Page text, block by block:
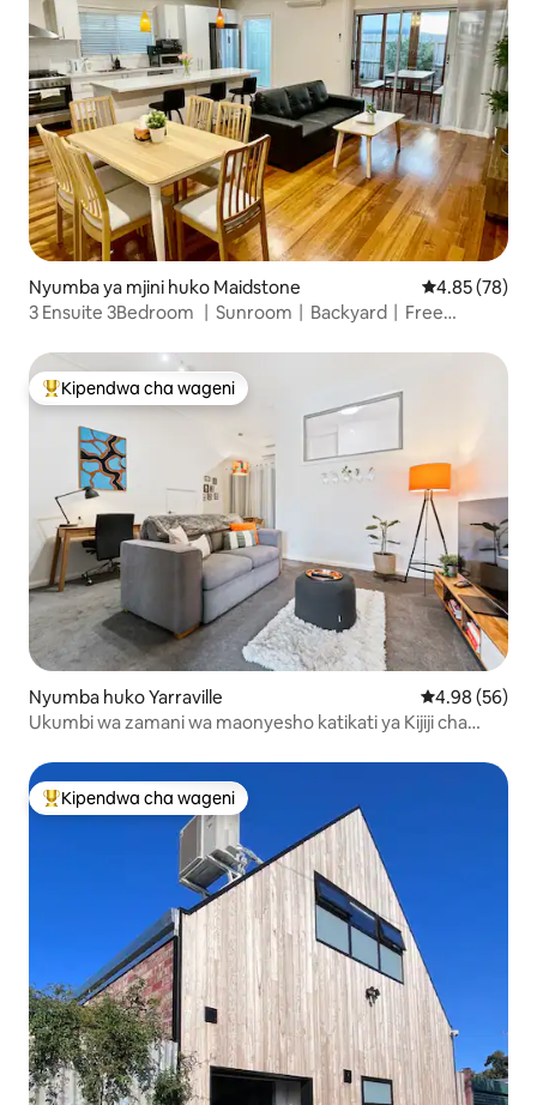
Nyumba ya mjini huko Maidstone Ukadiriaji wa
4.85 (78)
3 Ensuite 3Bedroom 丨Sunroom丨Backyard丨Free
Kipendwa maarufu cha wageni
Kipendwa cha wageni
Nyumba huko Yarraville Ukadiriaji wa
4.98 (56)
Ukumbi wa zamani wa maonyesho katikati ya Kijiji cha
Kipendwa maarufu cha wageni
Kipendwa cha wageni